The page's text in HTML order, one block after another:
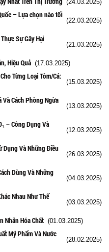
(24.03.2025)
– Lựa chọn nào tối
(22.03.2025)
Sự Gây Hại
(21.03.2025)
Hiệu Quả (17.03.2025)
Từng Loại Tôm/Cá:
(15.03.2025)
Và Cách Phòng Ngừa
(13.03.2025)
– Công Dụng Và
(12.03.2025)
Dụng Và Những Điều
(26.03.2025)
Dùng Và Những
(04.03.2025)
Nhau Như Thế
(03.03.2025)
Nhãn Hóa Chất (01.03.2025)
Mỹ Phẩm Và Nước
(28.02.2025)